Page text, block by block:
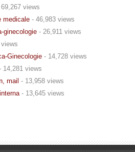
views
medicale - 46,983 views
ginecologie - 26,911 views
Ginecologie - 14,728 views
14,281 views
mail - 13,958 views
- 13,645 views